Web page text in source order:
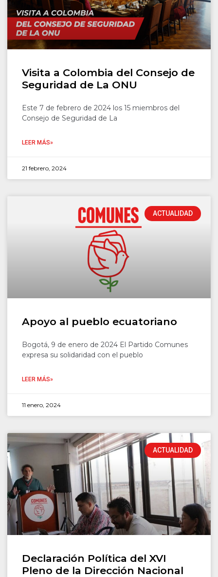
Visita a Colombia del Consejo de
Seguridad de La ONU
Este 7 de febrero de 2024 los 15 miembros del
Consejo de Seguridad de La
LEER MÁS»
21 febrero, 2024
ACTUALIDAD
Apoyo al pueblo ecuatoriano
Bogotá, 9 de enero de 2024 El Partido Comunes
expresa su solidaridad con el pueblo
LEER MÁS»
11 enero, 2024
ACTUALIDAD
Declaración Política del XVI
Pleno de la Dirección Nacional